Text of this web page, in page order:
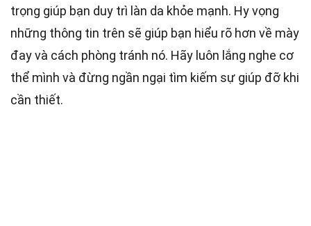
trọng giúp bạn duy trì làn da khỏe mạnh. Hy vọng
những thông tin trên sẽ giúp bạn hiểu rõ hơn về mày
đay và cách phòng tránh nó. Hãy luôn lắng nghe cơ
thể mình và đừng ngần ngại tìm kiếm sự giúp đỡ khi
cần thiết.